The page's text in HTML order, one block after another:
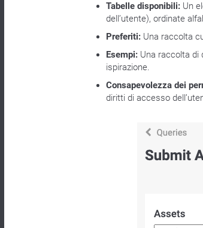
Tabelle disponibili: Un
dell’utente), ordinate
Preferiti: Una raccolta
Esempi: Una raccolta di
ispirazione.
Consapevolezza dei
diritti di accesso